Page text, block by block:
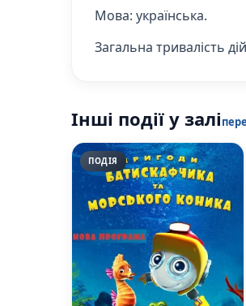
Мова: українська.
Загальна тривалість
Інші події у залі
ПОДІЯ